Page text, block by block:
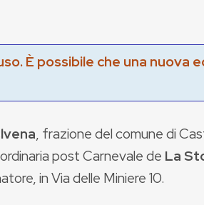
È possibile che una nuova
, frazione del comune di
post Carnevale de La
in Via delle Miniere 10.